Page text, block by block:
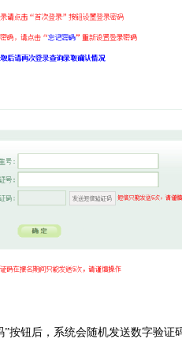
按钮后，系统会随机发送数字验